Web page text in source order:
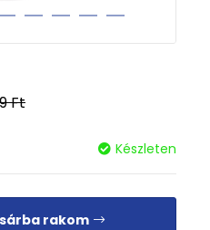
Ft
Készleten
rakom